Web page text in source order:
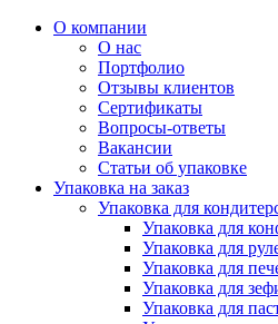
О компании
О нас
Портфолио
Отзывы клиентов
Сертификаты
Вопросы-ответы
Вакансии
Статьи об упаковке
Упаковка на заказ
Упаковка для
Упаковка для
Упаковка для
Упаковка для
Упаковка для
Упаковка для